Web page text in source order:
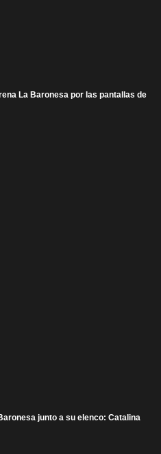
La Baronesa por las pantallas de
junto a su elenco: Catalina